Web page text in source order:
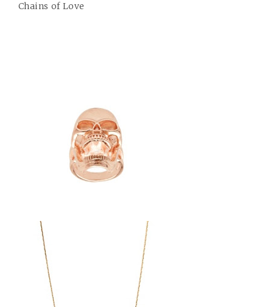
Chains of Love